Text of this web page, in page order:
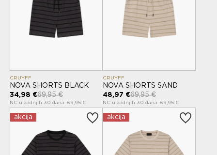
CRUYFF
NOVA SHORTS BLACK
34,98 €69,95 €
NC u zadnjih 30 dana: 69,95 €
CRUYFF
NOVA SHORTS SAND
48,97 €69,95 €
NC u zadnjih 30 dana: 69,95 €
akcija akcija